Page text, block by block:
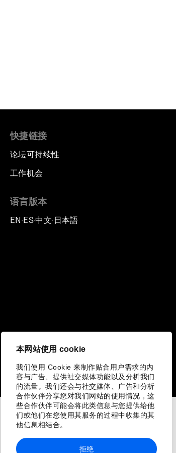
本网站使用 cookie
我们使用 Cookie 来制作贴合用户需求的内
容与广告、提供社交媒体功能以及分析我们
的流量。我们还会与社交媒体、广告和分析
合作伙伴分享您对我们网站的使用情况，这
些合作伙伴可能会将此类信息与您提供给他
们或他们在您使用其服务的过程中收集的其
他信息相结合。
拒绝
快捷链接
论坛可持续性
工作机会
语言版本
EN ▪ES▪中文▪ 日本語